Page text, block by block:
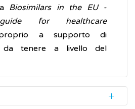
Biosimilars in the EU -
for healthcare
a supporto di
da tenere a livello del